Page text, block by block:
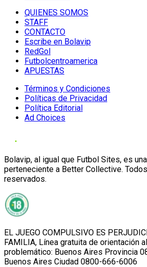
QUIENES SOMOS
STAFF
CONTACTO
Escribe en Bolavip
RedGol
Futbolcentroamerica
APUESTAS
Términos y Condiciones
Políticas de Privacidad
Política Editorial
Ad Choices
Bolavip, al igual que Futbol Sites, es
perteneciente a Better Collective.
reservados.
EL JUEGO COMPULSIVO ES
FAMILIA, Línea gratuita de orientación
problemático: Buenos Aires Provincia
Buenos Aires Ciudad 0800-666-6006